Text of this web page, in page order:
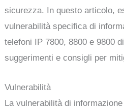
sicurezza. In questo articolo,
vulnerabilità specifica di
telefoni IP 7800, 8800 e 9800
suggerimenti e consigli per
Vulnerabilità
La vulnerabilità di